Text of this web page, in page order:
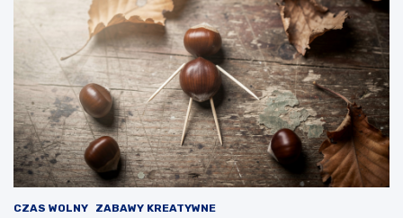
CZAS WOLNY ZABAWY KREATYWNE